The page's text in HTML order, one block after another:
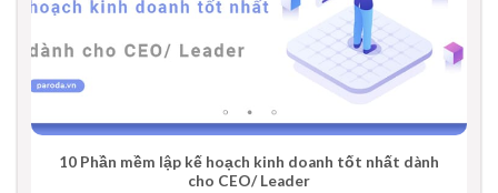
10 Phần mềm lập kế hoạch kinh doanh tốt nhất dành
cho CEO/ Leader